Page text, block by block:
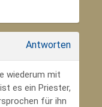
Antworten
wiederum mit
es ein Priester,
für ihn